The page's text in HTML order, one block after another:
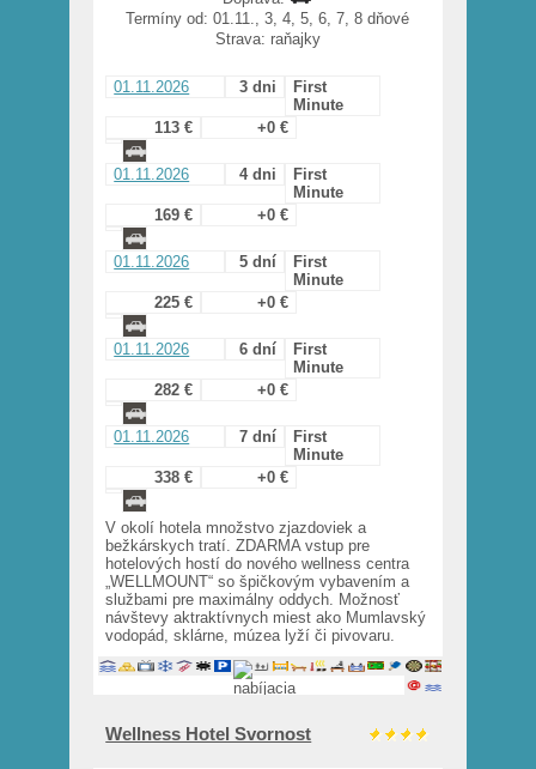
Termíny od: 01.11., 3, 4, 5, 6, 7, 8 dňové
Strava: raňajky
01.11.2026 3 dni
First
Minute
113 €
+0 €
01.11.2026 4 dni
First
Minute
169 €
+0 €
01.11.2026 5 dní
First
Minute
225 €
+0 €
01.11.2026 6 dní
First
Minute
282 €
+0 €
01.11.2026 7 dní
First
Minute
338 €
+0 €
V okolí hotela množstvo zjazdoviek a
bežkárskych tratí. ZDARMA vstup pre
hotelových hostí do nového wellness centra
„WELLMOUNT“ so špičkovým vybavením a
službami pre maximálny oddych. Možnosť
návštevy aktraktívnych miest ako Mumlavský
vodopád, sklárne, múzea lyží či pivovaru.
Wellness Hotel Svornost